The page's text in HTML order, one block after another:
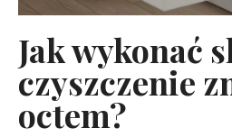
Jak wykonać
czyszczenie
octem?